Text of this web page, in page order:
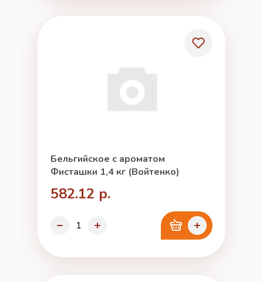
Бельгийское с ароматом
Фисташки 1,4 кг (Войтенко)
582.12 р.